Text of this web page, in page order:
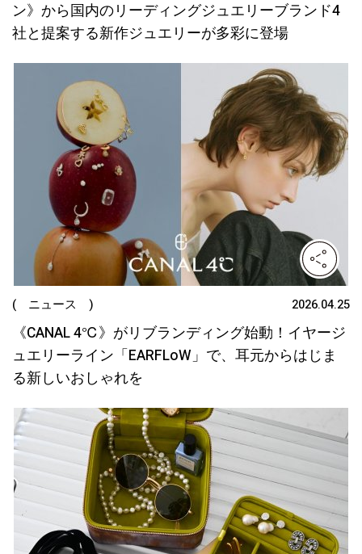
ン》から国内のリーディングジュエリーブランド4
社と提案する新作ジュエリーが多彩に登場
( ニュース ) 2026.04.25
《CANAL 4℃》がリブランディング始動！イヤージ
ュエリーライン「EARFLoW」で、耳元からはじま
る新しいおしゃれを